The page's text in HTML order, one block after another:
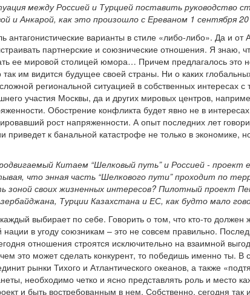
между Россией и Турцией поставить руководство
и Анкарой, как это произошло с Ереваном 1 сентября
антагонистические варианты в стиле «либо-либо». Да и
партнерские и союзнические отношения. Я знаю,
ее мировой столицей юмора… Причем предлагалось это
им видится будущее своей страны. Ни о каких
региональной ситуацией в собственных интересах
участия Москвы, да и других мировых центров,
Обострение конфликта будет явно не в
рост напряженности. А опыт последних лет
приведет к банальной катастрофе не только в
Китаем “Шелковый путь” и Россией - проект
что энная часть “Шелкового пути” проходит по
своих жизненных интересов? Пилотный проект
Турции Казахстана и ЕС, как будто мало
выбирает по себе. Говорить о том, что кто-то
в угоду союзникам – это не совсем правильно.
отношения строятся исключительно на взаимной
это может сделать конкурент, то победишь именно ты. В
рынки Тихого и Атлантического океанов, а также
необходимо четко и ясно представлять роль и место
и быть востребованным в нем. Собственно, сегодня так